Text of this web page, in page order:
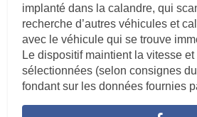
implanté dans la calandre, qui
recherche d’autres véhicules et
avec le véhicule qui se trouve
Le dispositif maintient la vitesse
sélectionnées (selon consignes
fondant sur les données fournies